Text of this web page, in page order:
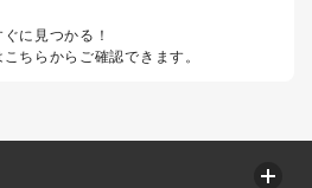
に見つかる！
ちらからご確認できます。